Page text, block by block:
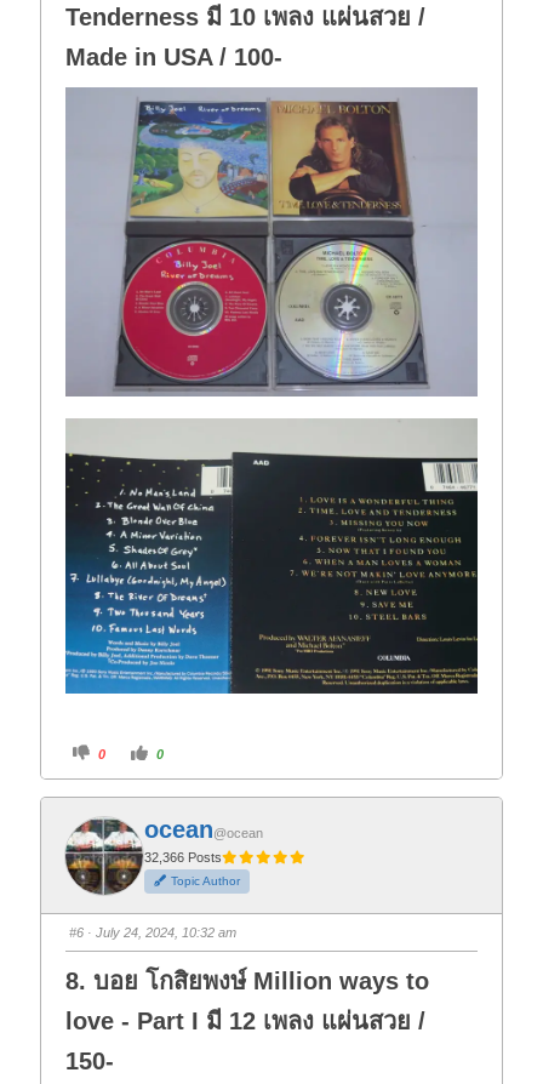
Tenderness มี 10 เพลง แผ่นสวย /
Made in USA / 100-
C
i
f
o
r
t
h
u
m
b
d
o
n
0
C
i
o
t
h
u
m
b
u
p
.
0
ocean@ocean
32,366 Posts
Topic Author
#6 · July 24, 2024, 10:32 am
8. บอย โกสิยพงษ์ Million ways to
love - Part I มี 12 เพลง แผ่นสวย /
150-